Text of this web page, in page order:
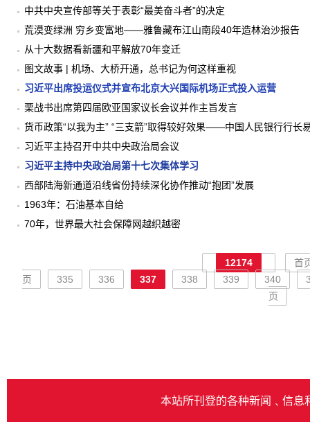
中共中央宣传部等关于表彰“最美奋斗者”的决定
荒漠变绿洲 穷乡变富地——雅鲁藏布江山南段40年造林治沙报告
从十大数据看新疆和平解放70年变迁
图文故事 | 机场、大桥开通，总书记为何这样重视
习近平出席投运仪式并宣布北京大兴国际机场正式投入运营
栗战书出席第四届欧亚国家议长会议并作主旨发言
货币政策“以我为主” “三支箭”取得较好效果——中国人民银行行长
习近平主持召开中共中央政治局会议
习近平主持中央政治局第十七次集体学习
西部陆海新通道沿线省份持续深化协作推动“抱团”发展
1963年：石油基本自给
70年，世界最大社会保障网越织越密
12174
首
页
335 336 337 338 339 340
页
本站所刊登的各种新闻﹑信息